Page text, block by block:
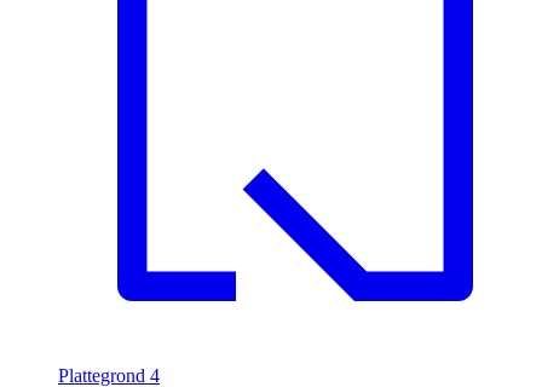
Plattegrond 4